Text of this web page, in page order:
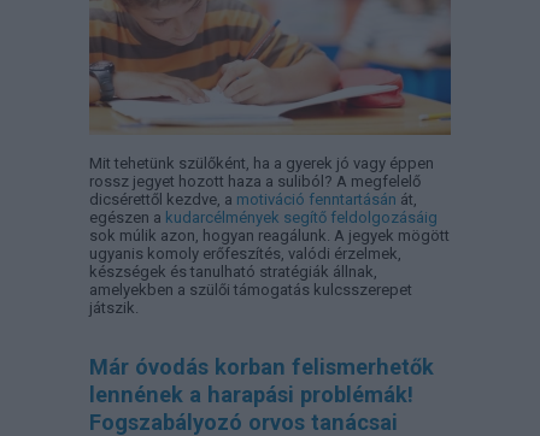
Mit tehetünk szülőként, ha a gyerek jó vagy éppen
rossz jegyet hozott haza a suliból? A megfelelő
dicsérettől kezdve, a motiváció fenntartásán át,
egészen a kudarcélmények segítő feldolgozásáig
sok múlik azon, hogyan reagálunk. A jegyek mögött
ugyanis komoly erőfeszítés, valódi érzelmek,
készségek és tanulható stratégiák állnak,
amelyekben a szülői támogatás kulcsszerepet
játszik.
Már óvodás korban felismerhetők
lennének a harapási problémák!
Fogszabályozó orvos tanácsai